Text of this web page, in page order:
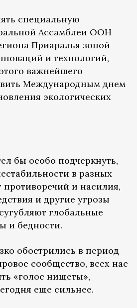
специальную
Ассамблеи ООН
Приаралья зоной
и технологий,
важнейшего
Международным днем
экологических
бы особо подчеркнуть,
в разных
противоречий и насилия,
и другие угрозы
глобальные
и бедности.
обострились в период
сообщество, всех нас
«голос нищеты»,
еще сильнее.